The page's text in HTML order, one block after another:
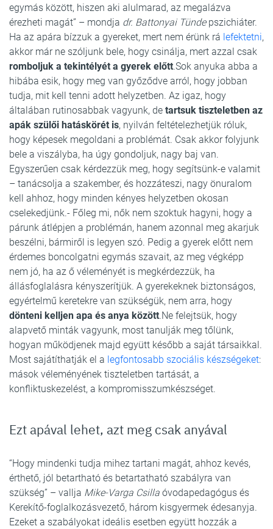
egymás között, hiszen aki alulmarad, az megalázva
érezheti magát” – mondja dr. Battonyai Tündepszichiáter.
Ha az apára bízzuk a gyereket, mert nem érünk rá lefektetni,
akkor már ne szóljunk bele, hogy csinálja, mert azzal csak
romboljuk a tekintélyét a gyerek előtt.Sok anyuka abba a
hibába esik, hogy meg van győződve arról, hogy jobban
tudja, mit kell tenni adott helyzetben. Az igaz, hogy
általában rutinosabbak vagyunk, de tartsuk tiszteletben az
apák szülői hatáskörét is, nyilván feltételezhetjük róluk,
hogy képesek megoldani a problémát. Csak akkor folyjunk
bele a viszályba, ha úgy gondoljuk, nagy baj van.
Egyszerűen csak kérdezzük meg, hogy segítsünk-e valamit
– tanácsolja a szakember, és hozzáteszi, nagy önuralom
kell ahhoz, hogy minden kényes helyzetben okosan
cselekedjünk.- Főleg mi, nők nem szoktuk hagyni, hogy a
párunk átlépjen a problémán, hanem azonnal meg akarjuk
beszélni, bármiről is legyen szó. Pedig a gyerek előtt nem
érdemes boncolgatni egymás szavait, az meg végképp
nem jó, ha az ő véleményét is megkérdezzük, ha
állásfoglalásra kényszerítjük. A gyerekeknek biztonságos,
egyértelmű keretekre van szükségük, nem arra, hogy
dönteni kelljen apa és anya között.Ne felejtsük, hogy
alapvető minták vagyunk, most tanulják meg tőlünk,
hogyan működjenek majd együtt később a saját társaikkal.
Most sajátíthatják el a legfontosabb szociális készségeket:
mások véleményének tiszteletben tartását, a
konfliktuskezelést, a kompromisszumkészséget.
Ezt apával lehet, azt meg csak anyával
“Hogy mindenki tudja mihez tartani magát, ahhoz kevés,
érthető, jól betartható és betartatható szabályra van
szükség” – vallja Mike-Varga Csilla óvodapedagógus és
Kerekítő-foglalkozásvezető, három kisgyermek édesanyja.
Ezeket a szabályokat ideális esetben együtt hozzák a